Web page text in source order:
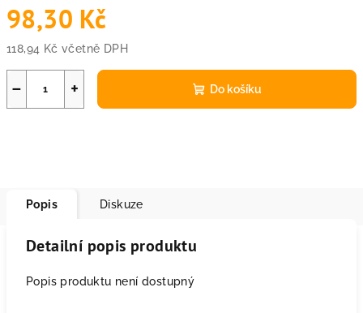
98,30 Kč
118,94 Kč včetně DPH
+
− Do košíku
Popis Diskuze
Detailní popis produktu
Popis produktu není dostupný